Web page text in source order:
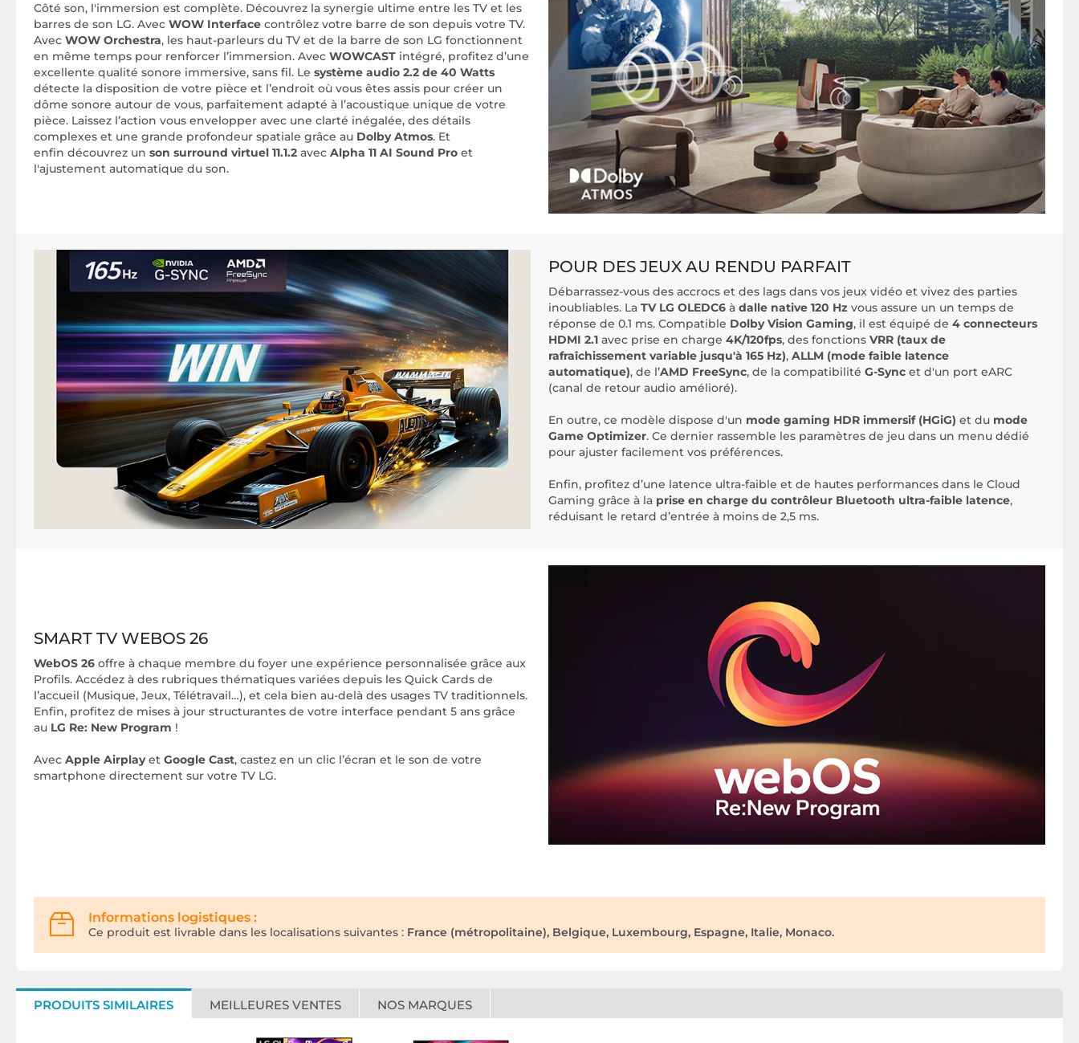
Côté son, l'immersion est complète. Découvrez la synergie ultime entre les TV et les
barres de son LG. Avec WOW Interface contrôlez votre barre de son depuis votre TV.
Avec WOW Orchestra, les haut-parleurs du TV et de la barre de son LG fonctionnent
en même temps pour renforcer l’immersion. Avec WOWCAST intégré, profitez d’une
excellente qualité sonore immersive, sans fil. Le système audio 2.2 de 40 Watts
détecte la disposition de votre pièce et l’endroit où vous êtes assis pour créer un
dôme sonore autour de vous, parfaitement adapté à l’acoustique unique de votre
pièce. Laissez l’action vous envelopper avec une clarté inégalée, des détails
complexes et une grande profondeur spatiale grâce au Dolby Atmos. Et
enfin découvrez un son surround virtuel 11.1.2 avec Alpha 11 AI Sound Pro et
l'ajustement automatique du son.
POUR DES JEUX AU RENDU PARFAIT
Débarrassez-vous des accrocs et des lags dans vos jeux vidéo et vivez des parties
inoubliables. La TV LG OLEDC6 à dalle native 120 Hz vous assure un un temps de
réponse de 0.1 ms. Compatible Dolby Vision Gaming, il est équipé de 4 connecteurs
HDMI 2.1 avec prise en charge 4K/120fps, des fonctions VRR (taux de
rafraîchissement variable jusqu'à 165 Hz), ALLM (mode faible latence
automatique), de l’AMD FreeSync, de la compatibilité G-Sync et d'un port eARC
(canal de retour audio amélioré).
En outre, ce modèle dispose d'un mode gaming HDR immersif (HGiG) et du mode
Game Optimizer. Ce dernier rassemble les paramètres de jeu dans un menu dédié
pour ajuster facilement vos préférences.
Enfin, profitez d’une latence ultra-faible et de hautes performances dans le Cloud
Gaming grâce à la prise en charge du contrôleur Bluetooth ultra-faible latence,
réduisant le retard d’entrée à moins de 2,5 ms.
SMART TV WEBOS 26
WebOS 26 offre à chaque membre du foyer une expérience personnalisée grâce aux
Profils. Accédez à des rubriques thématiques variées depuis les Quick Cards de
l’accueil (Musique, Jeux, Télétravail…), et cela bien au-delà des usages TV traditionnels.
Enfin, profitez de mises à jour structurantes de votre interface pendant 5 ans grâce
au LG Re: New Program !
Avec Apple Airplayet Google Cast, castez en un clic l’écran et le son de votre
smartphone directement sur votre TV LG.
Informations logistiques :
Ce produit est livrable dans les localisations suivantes : France (métropolitaine), Belgique, Luxembourg, Espagne, Italie, Monaco.
PRODUITS SIMILAIRES MEILLEURES VENTES NOS MARQUES